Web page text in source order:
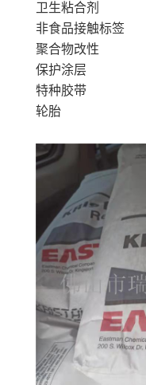
卫生粘合剂
非食品接触标签
聚合物改性
保护涂层
特种胶带
轮胎